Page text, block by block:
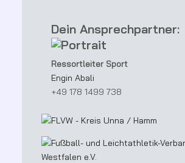
Dein Ansprechpartner:
Ressortleiter Sport
Engin Abali
+49 178 1499 738